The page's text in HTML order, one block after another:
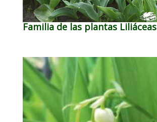
Familia de las plantas Liliáceas